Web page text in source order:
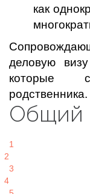
как
деловую
которые
родственника.
Общий
1
2
3
4